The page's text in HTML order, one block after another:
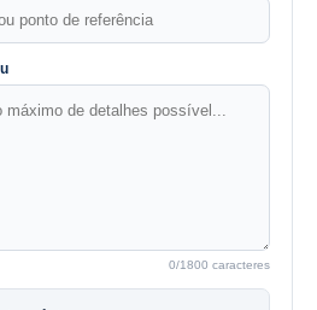
0/1800 caracteres